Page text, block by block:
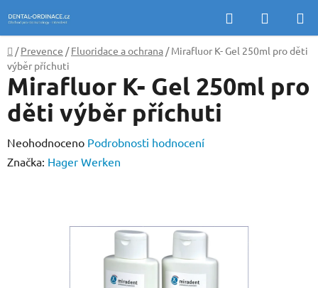
na
obsah
Hledat
KOŠÍK
Domů
/ Prevence / Fluoridace a ochrana / Mirafluor K- Gel 250ml pro děti
výběr příchuti
Mirafluor K- Gel 250ml pro
děti výběr příchuti
Průměrné
hodnocení
Neohodnoceno Podrobnosti hodnocení
Značka: Hager Werken